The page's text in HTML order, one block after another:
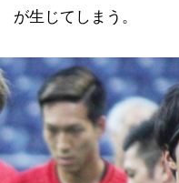
が生じてしまう。